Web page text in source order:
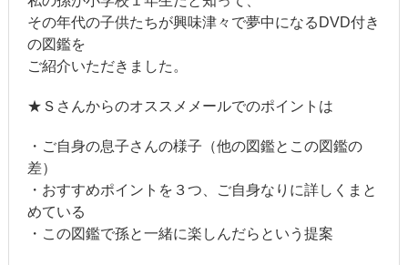
その年代の子供たちが興味津々で夢中になるDVD付き
の図鑑を
ご紹介いただきました。
★Ｓさんからのオススメメールでのポイントは
・ご自身の息子さんの様子（他の図鑑とこの図鑑の
差）
・おすすめポイントを３つ、ご自身なりに詳しくまと
めている
・この図鑑で孫と一緒に楽しんだらという提案